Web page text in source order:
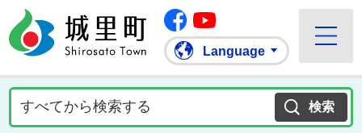
城里町ホームページ
Facebook
Language